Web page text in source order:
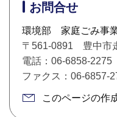
お問合せ
環境部 家庭ごみ事
〒561-0891 豊中市
電話：06-6858-2275
ファクス：06-6857-
このページの作